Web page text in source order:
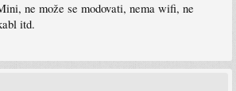
ne može se modovati, nema wifi, ne
itd.